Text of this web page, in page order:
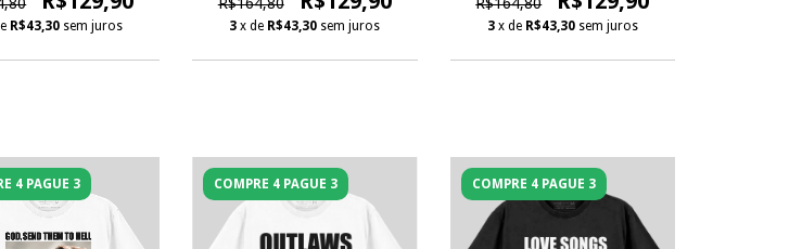
R$43,30 sem juros 3 x de R$43,30 sem juros 3 x de R$43,30 sem juros
4 PAGUE 3 COMPRE 4 PAGUE 3 COMPRE 4 PAGUE 3